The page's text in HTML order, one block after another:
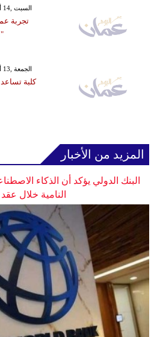
GMT 00:58 2019 السبت ,14 أيلول / سبتمبر
تجربة
GMT 03:55 2019 الجمعة ,13 أيلول / سبتمبر
كلبة
المزيد من الأخبار
البنك الدولي يؤكد أن الذكاء
النامية خلال